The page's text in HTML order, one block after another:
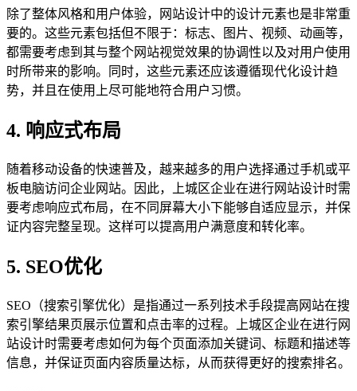
除了整体风格和用户体验，网站设计中的设计元素也是非常重
要的。这些元素包括但不限于：标志、图片、视频、动画等，
都需要考虑到其与整个网站视觉效果的协调性以及对用户使用
时所带来的影响。同时，这些元素还应该遵循现代化设计趋
势，并且在使用上尽可能地符合用户习惯。
4. 响应式布局
随着移动设备的快速普及，越来越多的用户选择通过手机或平
板电脑访问企业网站。因此，上城区企业在进行网站设计时需
要考虑响应式布局，在不同屏幕大小下能够自适应显示，并保
证内容完整呈现。这样可以提高用户满意度和转化率。
5. SEO优化
SEO（搜索引擎优化）是指通过一系列技术手段提高网站在搜
索引擎结果页展示位置和点击率的过程。上城区企业在进行网
站设计时需要考虑如何为每个页面添加关键词、标题和描述等
信息，并保证页面内容质量达标，从而获得更好的搜索排名。